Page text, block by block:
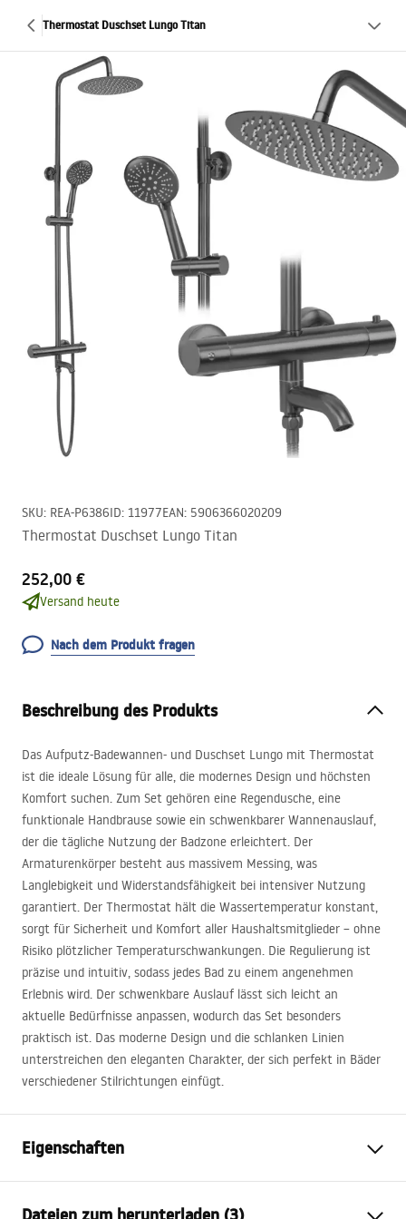
Thermostat Duschset Lungo Titan
SKU: REA-P6386ID: 11977EAN: 5906366020209
Thermostat Duschset Lungo Titan
252,00 €
Versand heute
Nach dem Produkt fragen
Beschreibung des Produkts
Das Aufputz-Badewannen- und Duschset Lungo mit Thermostat
ist die ideale Lösung für alle, die modernes Design und höchsten
Komfort suchen. Zum Set gehören eine Regendusche, eine
funktionale Handbrause sowie ein schwenkbarer Wannenauslauf,
der die tägliche Nutzung der Badzone erleichtert. Der
Armaturenkörper besteht aus massivem Messing, was
Langlebigkeit und Widerstandsfähigkeit bei intensiver Nutzung
garantiert. Der Thermostat hält die Wassertemperatur konstant,
sorgt für Sicherheit und Komfort aller Haushaltsmitglieder – ohne
Risiko plötzlicher Temperaturschwankungen. Die Regulierung ist
präzise und intuitiv, sodass jedes Bad zu einem angenehmen
Erlebnis wird. Der schwenkbare Auslauf lässt sich leicht an
aktuelle Bedürfnisse anpassen, wodurch das Set besonders
praktisch ist. Das moderne Design und die schlanken Linien
unterstreichen den eleganten Charakter, der sich perfekt in Bäder
verschiedener Stilrichtungen einfügt.
Eigenschaften